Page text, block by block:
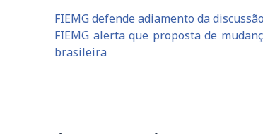
FIEMG defende adiamento da
FIEMG alerta que proposta de
brasileira